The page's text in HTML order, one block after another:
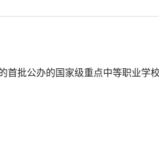
批公办的国家级重点中等职业学